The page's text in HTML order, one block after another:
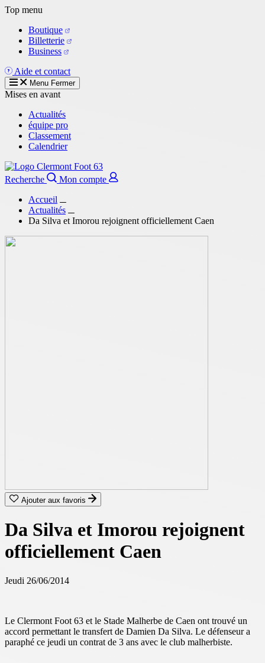
Aller
contenu
principal
Top menu
Boutique
Billetterie
Business
Aide et contact
Menu Fermer
Mises en avant
Actualités
équipe pro
Classement
Calendrier
Recherche
Mon compte
Accueil
Actualités
Da Silva et Imorou rejoignent officiellement Caen
Ajouter aux favoris
Da Silva et Imorou rejoignent
officiellement Caen
Jeudi 26/06/2014
Le Clermont Foot 63 et le Stade Malherbe de Caen ont trouvé un
accord permettant le transfert de Damien Da Silva. Le défenseur a
paraphé ce jeudi un contrat de 3 ans avec le club malherbiste.